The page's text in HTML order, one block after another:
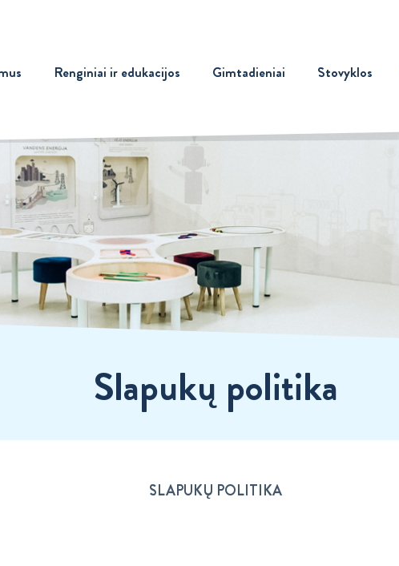
Renginiai ir edukacijos Gimtadieniai Stovyklos
Slapukų politika
SLAPUKŲ POLITIKA